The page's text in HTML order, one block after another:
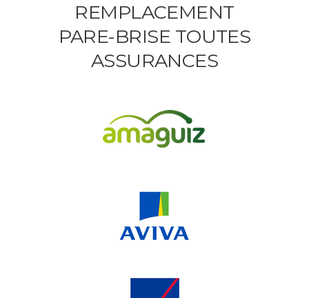
REMPLACEMENT
PARE-BRISE TOUTES
ASSURANCES